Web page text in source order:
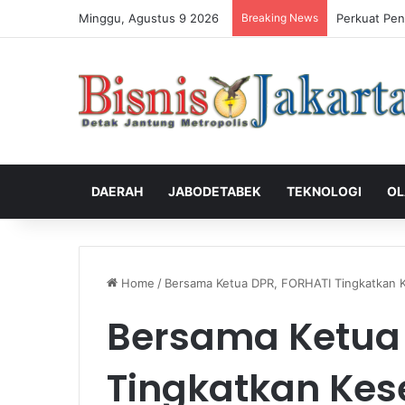
Minggu, Agustus 9 2026 Breaking News Perkuat
DAERAH JABODETABEK TEKNOLOGI
Home / Bersama Ketua DPR, FORHATI Tingkatkan
Bersama Ketua
Tingkatkan